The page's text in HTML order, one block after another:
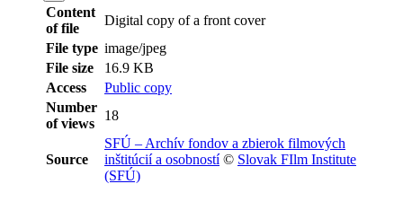
Content
of file
Digital copy of a front cover
File type image/jpeg
File size
16.9 KB
Access
Public copy
Number
of views
18
Source
SFÚ – Archív fondov a zbierok filmových
inštitúcií a osobností© Slovak FIlm Institute
(SFÚ)